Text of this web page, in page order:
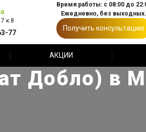
к.8
77
Время работы: с 08:00 до
Ежедневно, без выходных.
Получить консультацию
АКЦИИ
Добло) в